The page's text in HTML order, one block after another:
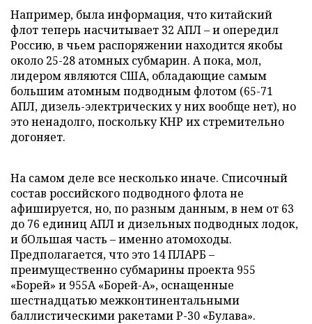
Например, была информация, что китайский
флот теперь насчитывает 32 АПЛ – и опередил
Россию, в чьем распоряжении находится якобы
около 25-28 атомных субмарин. А пока, мол,
лидером являются США, обладающие самым
большим атомным подводным флотом (65-71
АПЛ, дизель-электрических у них вообще нет), но
это ненадолго, поскольку КНР их стремительно
догоняет.
На самом деле все несколько иначе. Списочный
состав российского подводного флота не
афишируется, но, по разным данным, в нем от 63
до 76 единиц АПЛ и дизельных подводных лодок,
и бОльшая часть – именно атомоходы.
Предполагается, что это 14 ПЛАРБ –
преимущественно субмарины проекта 955
«Борей» и 955А «Борей-А», оснащенные
шестнадцатью межконтинентальными
баллистическими ракетами Р-30 «Булава».